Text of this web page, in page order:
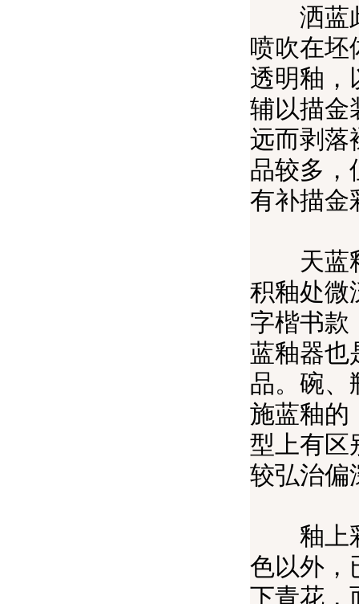
洒蓝此
喷吹在坯
透明釉，
辅以描金
远而剥落
品较多，
有补描金
天蓝釉
积釉处微
字楷书款
蓝釉器也
品。碗、
施蓝釉的
型上有区
较弘治偏
釉上彩
色以外，
下青花，